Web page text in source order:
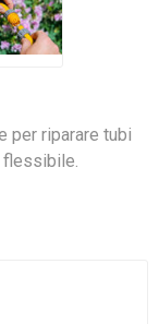
per riparare tubi
flessibile.